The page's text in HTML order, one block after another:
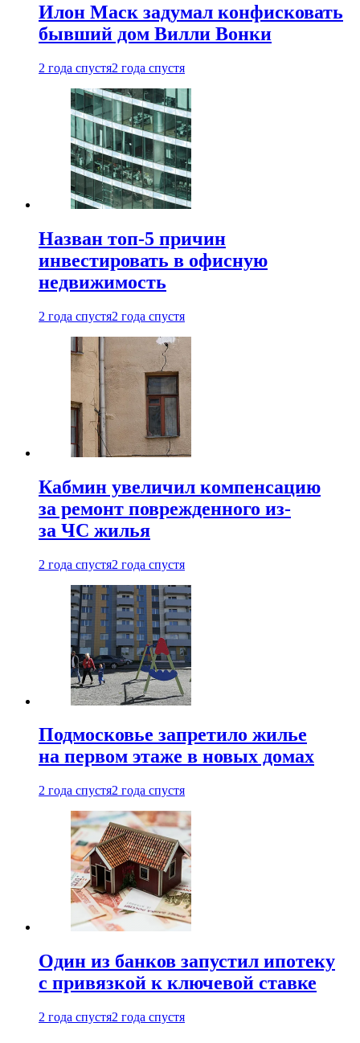
Илон Маск задумал конфисковать
бывший дом Вилли Вонки
2 года спустя2 года спустя
Назван топ-5 причин
инвестировать в офисную
недвижимость
2 года спустя2 года спустя
Кабмин увеличил компенсацию
за ремонт поврежденного из-
за ЧС жилья
2 года спустя2 года спустя
Подмосковье запретило жилье
на первом этаже в новых домах
2 года спустя2 года спустя
Один из банков запустил ипотеку
с привязкой к ключевой ставке
2 года спустя2 года спустя